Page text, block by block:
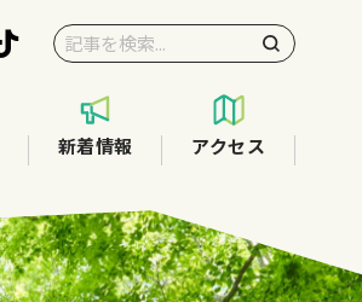
新着情報 アクセス